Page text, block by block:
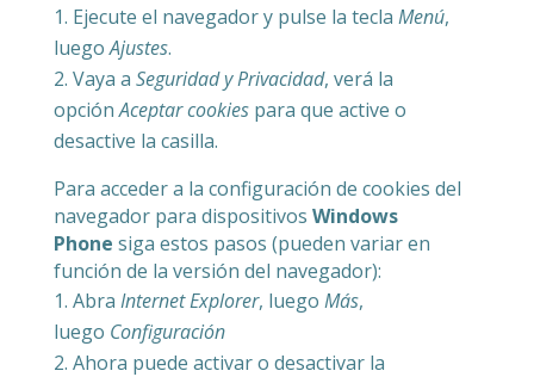
Ejecute el navegador y pulse la tecla Menú,
luegoAjustes.
Vaya a Seguridad y Privacidad, verá la
opciónAceptar cookiespara que active o
desactive la casilla.
Para acceder a la configuración de cookies del
navegador para dispositivos Windows
Phone siga estos pasos (pueden variar en
función de la versión del navegador):
Abra Internet Explorer, luego Más,
luego Configuración
Ahora puede activar o desactivar la